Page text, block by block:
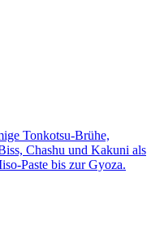
Tonkotsu-Brühe,
Chashu und Kakuni als
Paste bis zur Gyoza.